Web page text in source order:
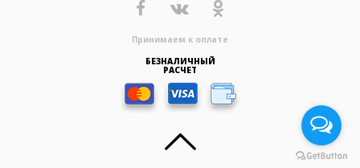
Принимаем к оплате
БЕЗНАЛИЧНЫЙ
РАСЧЕТ